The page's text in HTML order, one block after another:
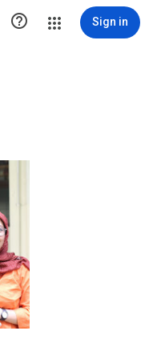
 Sign in